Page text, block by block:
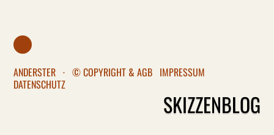
ANDERSTER · © COPYRIGHT & AGB IMPRESSUM
DATENSCHUTZ
SKIZZENBLOG